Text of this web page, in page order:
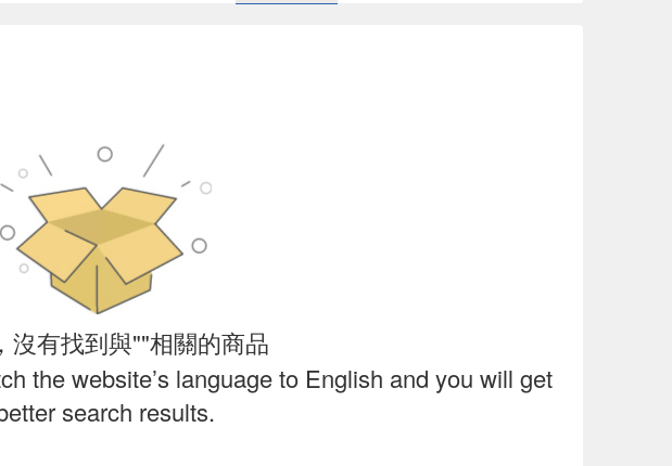
沒有找到與""相關的商品
the website’s language to English and you will get
search results.